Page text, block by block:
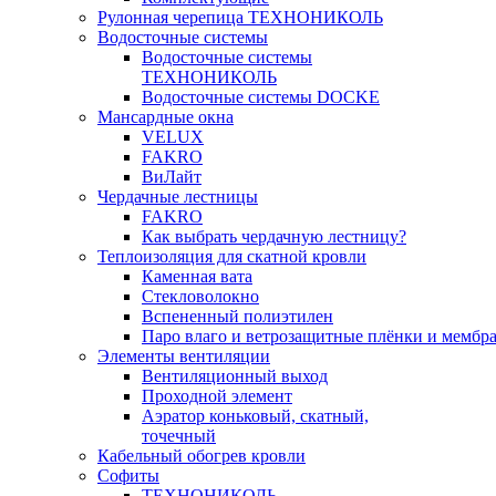
Рулонная черепица ТЕХНОНИКОЛЬ
Водосточные системы
Водосточные системы
ТЕХНОНИКОЛЬ
Водосточные системы DOCKE
Мансардные окна
VELUX
FAKRO
ВиЛайт
Чердачные лестницы
FAKRO
Как выбрать чердачную лестницу?
Теплоизоляция для скатной кровли
Каменная вата
Стекловолокно
Вспененный полиэтилен
Паро влаго и ветрозащитные плёнки и
Элементы вентиляции
Вентиляционный выход
Проходной элемент
Аэратор коньковый, скатный,
точечный
Кабельный обогрев кровли
Софиты